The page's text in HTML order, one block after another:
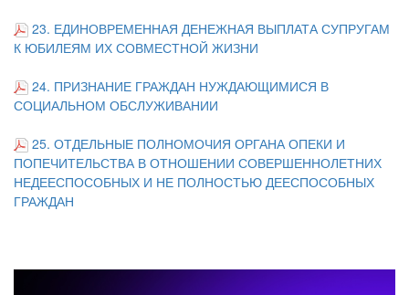
23. ЕДИНОВРЕМЕННАЯ ДЕНЕЖНАЯ ВЫПЛАТА СУПРУГАМ
К ЮБИЛЕЯМ ИХ СОВМЕСТНОЙ ЖИЗНИ
24. ПРИЗНАНИЕ ГРАЖДАН НУЖДАЮЩИМИСЯ В
СОЦИАЛЬНОМ ОБСЛУЖИВАНИИ
25. ОТДЕЛЬНЫЕ ПОЛНОМОЧИЯ ОРГАНА ОПЕКИ И
ПОПЕЧИТЕЛЬСТВА В ОТНОШЕНИИ СОВЕРШЕННОЛЕТНИХ
НЕДЕЕСПОСОБНЫХ И НЕ ПОЛНОСТЬЮ ДЕЕСПОСОБНЫХ
ГРАЖДАН